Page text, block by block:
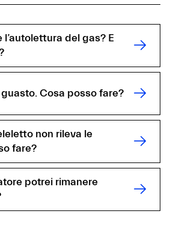
del gas? E
Cosa posso fare?
non rileva le
fare?
potrei rimanere